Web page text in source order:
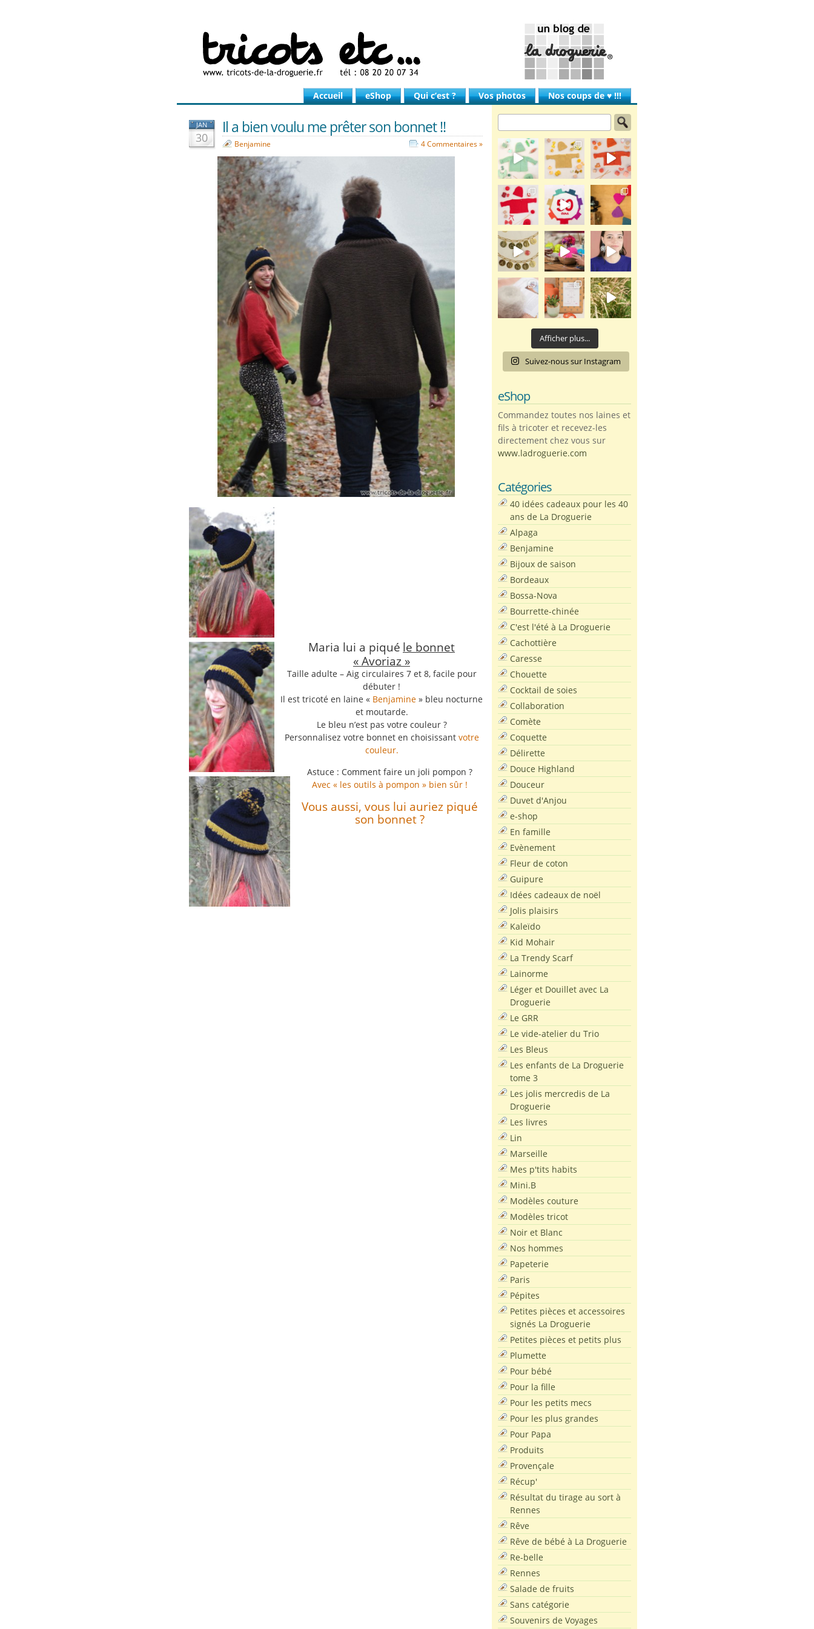
Accueil eShop Qui c’est ? Vos photos Nos coups de ♥ !!!
JAN
30
Il a bien voulu me prêter son bonnet !!
Benjamine 4 Commentaires »
Maria lui a piqué le bonnet
« Avoriaz »
Taille adulte – Aig circulaires 7 et 8, facile pour
débuter !
Il est tricoté en laine « Benjamine » bleu nocturne
et moutarde.
Le bleu n’est pas votre couleur ?
Personnalisez votre bonnet en choisissant votre
couleur.
Astuce : Comment faire un joli pompon ?
Avec « les outils à pompon » bien sûr !
Vous aussi, vous lui auriez piqué
son bonnet ?
Afficher plus...
Suivez-nous sur Instagram
eShop
Commandez toutes nos laines et
fils à tricoter et recevez-les
directement chez vous sur
www.ladroguerie.com
Catégories
40 idées cadeaux pour les 40
ans de La Droguerie
Alpaga
Benjamine
Bijoux de saison
Bordeaux
Bossa-Nova
Bourrette-chinée
C'est l'été à La Droguerie
Cachottière
Caresse
Chouette
Cocktail de soies
Collaboration
Comète
Coquette
Délirette
Douce Highland
Douceur
Duvet d'Anjou
e-shop
En famille
Evènement
Fleur de coton
Guipure
Idées cadeaux de noël
Jolis plaisirs
Kaleïdo
Kid Mohair
La Trendy Scarf
Lainorme
Léger et Douillet avec La
Droguerie
Le GRR
Le vide-atelier du Trio
Les Bleus
Les enfants de La Droguerie
tome 3
Les jolis mercredis de La
Droguerie
Les livres
Lin
Marseille
Mes p'tits habits
Mini.B
Modèles couture
Modèles tricot
Noir et Blanc
Nos hommes
Papeterie
Paris
Pépites
Petites pièces et accessoires
signés La Droguerie
Petites pièces et petits plus
Plumette
Pour bébé
Pour la fille
Pour les petits mecs
Pour les plus grandes
Pour Papa
Produits
Provençale
Récup'
Résultat du tirage au sort à
Rennes
Rêve
Rêve de bébé à La Droguerie
Re-belle
Rennes
Salade de fruits
Sans catégorie
Souvenirs de Voyages